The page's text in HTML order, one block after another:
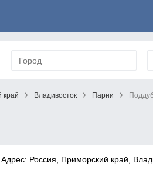
край Владивосток Парни
Адрес: Россия, Приморский край,